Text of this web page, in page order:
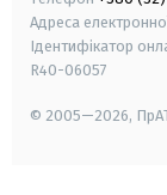
Адреса
Ідентифікатор
R40-06057
© 2005—2026,